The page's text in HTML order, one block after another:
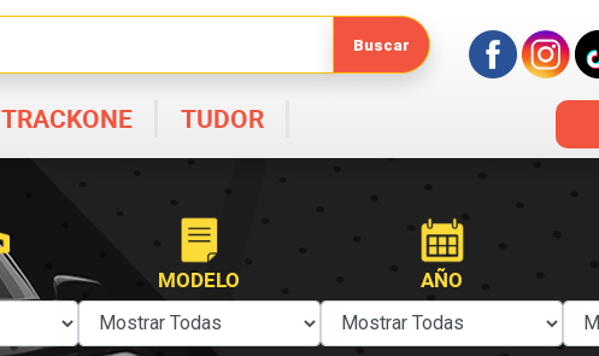
TRACKONE TUDOR
MODELO AÑO